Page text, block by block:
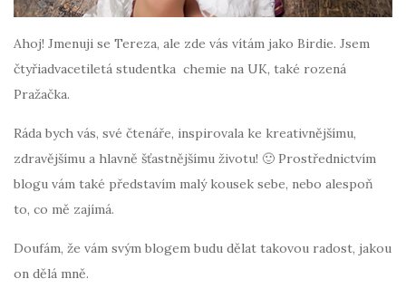
Ahoj! Jmenuji se Tereza, ale zde vás vítám jako Birdie. Jsem
čtyřiadvacetiletá studentka chemie na UK, také rozená
Pražačka.
Ráda bych vás, své čtenáře, inspirovala ke kreativnějšímu,
zdravějšímu a hlavně šťastnějšímu životu! 🙂 Prostřednictvím
blogu vám také představím malý kousek sebe, nebo alespoň
to, co mě zajímá.
Doufám, že vám svým blogem budu dělat takovou radost, jakou
on dělá mně.